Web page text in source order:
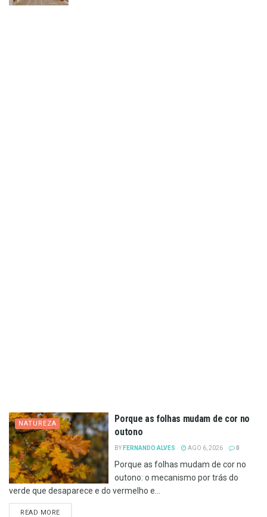
NATUREZA
Porque as folhas mudam de cor no
outono
BY FERNANDO ALVES AGO 6, 2026 0
Porque as folhas mudam de cor no
outono: o mecanismo por trás do
verde que desaparece e do vermelho e...
READ MOREDETAILS